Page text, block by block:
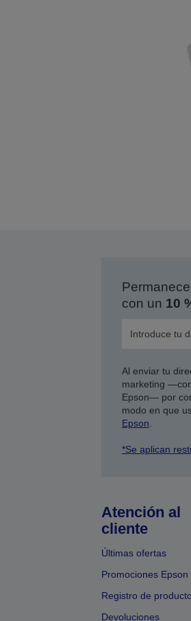
con un 10
Al enviar tu
marketing
Epson— por
modo en que
Epson
*Se aplican
Atención al
cliente
Últimas ofertas
Promociones Epson
Registro de
Devoluciones